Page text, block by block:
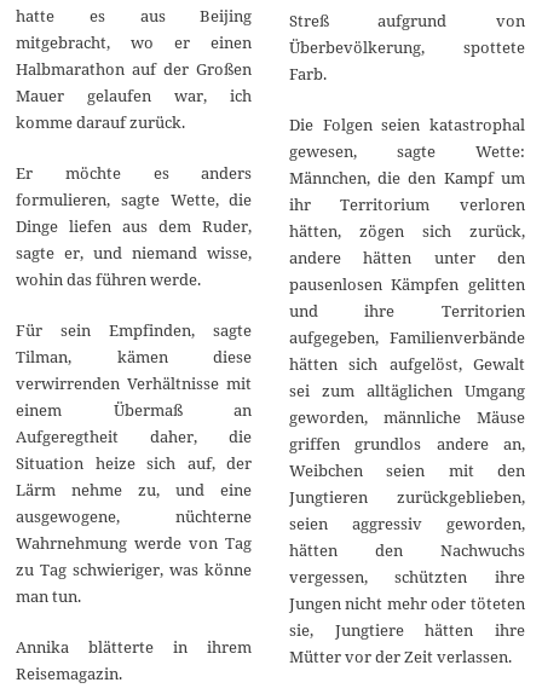
hatte es aus Beijing
mitgebracht, wo er einen
Halbmarathon auf der Großen
Mauer gelaufen war, ich
komme darauf zurück.
Er möchte es anders
formulieren, sagte Wette, die
Dinge liefen aus dem Ruder,
sagte er, und niemand wisse,
wohin das führen werde.
Für sein Empfinden, sagte
Tilman, kämen diese
verwirrenden Verhältnisse mit
einem Übermaß an
Aufgeregtheit daher, die
Situation heize sich auf, der
Lärm nehme zu, und eine
ausgewogene, nüchterne
Wahrnehmung werde von Tag
zu Tag schwieriger, was könne
man tun.
Annika blätterte in ihrem
Reisemagazin.
Streß aufgrund von
Überbevölkerung, spottete
Farb.
Die Folgen seien katastrophal
gewesen, sagte Wette:
Männchen, die den Kampf um
ihr Territorium verloren
hätten, zögen sich zurück,
andere hätten unter den
pausenlosen Kämpfen gelitten
und ihre Territorien
aufgegeben, Familienverbände
hätten sich aufgelöst, Gewalt
sei zum alltäglichen Umgang
geworden, männliche Mäuse
griffen grundlos andere an,
Weibchen seien mit den
Jungtieren zurückgeblieben,
seien aggressiv geworden,
hätten den Nachwuchs
vergessen, schützten ihre
Jungen nicht mehr oder töteten
sie, Jungtiere hätten ihre
Mütter vor der Zeit verlassen.